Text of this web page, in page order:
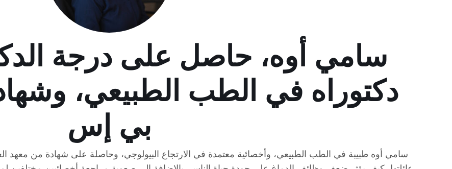
سامي أوه، حاصل على درجة
دكتوراه في الطب الطبيعي،
بي إس
سامي أوه طبيبة في الطب الطبيعي، وأخصائية معتمدة في الارتجاع البيولوجي، وحاصلة على شهادة من معهد